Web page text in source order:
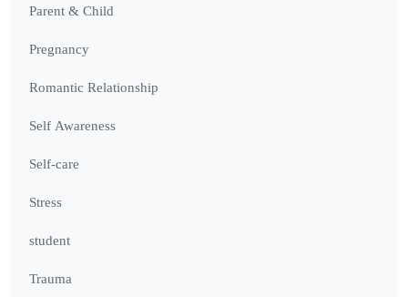
Parent & Child
Pregnancy
Romantic Relationship
Self Awareness
Self-care
Stress
student
Trauma